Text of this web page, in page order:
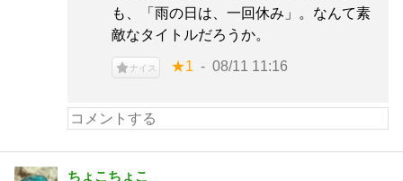
も、「雨の日は、一回休み」。なんて素
敵なタイトルだろうか。
ナイス ★1 08/11 11:16
ちょこちょこ